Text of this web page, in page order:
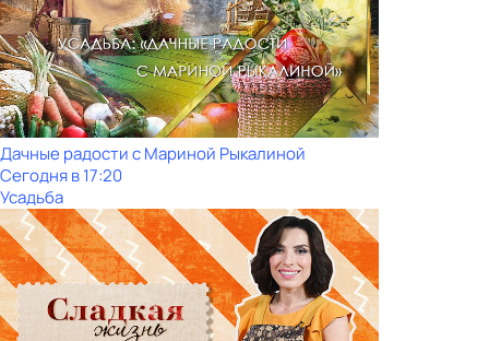
Дачные радости с Мариной Рыкалиной
Сегодня в 17:20
Усадьба